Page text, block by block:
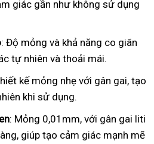
giác gần như không sử dụng
: Độ mỏng và khả năng co giãn
tự nhiên và thoải mái.
kế mỏng nhẹ với gân gai, tạo
khi sử dụng.
: Mỏng 0,01mm, với gân gai liti
giúp tạo cảm giác mạnh mẽ